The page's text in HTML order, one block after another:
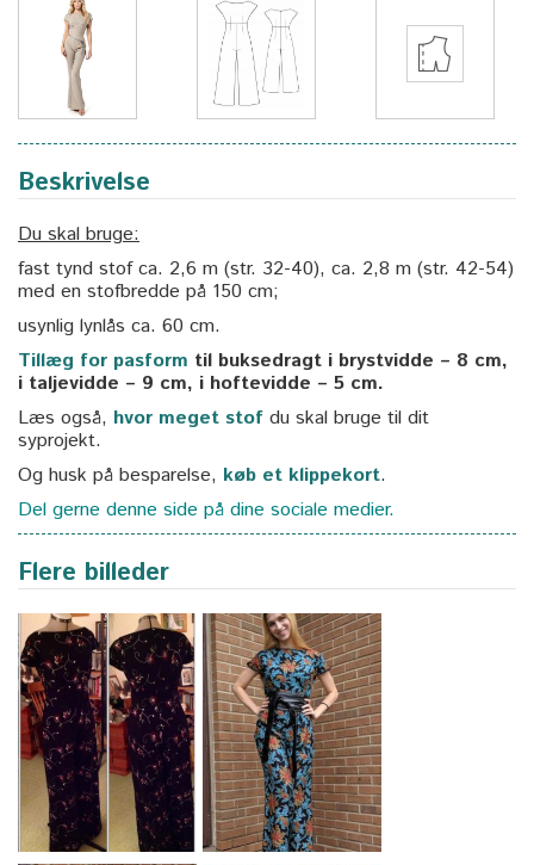
Beskrivelse
Du skal bruge:
fast tynd stof ca. 2,6 m (str. 32-40), ca. 2,8 m (str. 42-54)
med en stofbredde på 150 cm;
usynlig lynlås ca. 60 cm.
Tillæg for pasform til buksedragt i brystvidde – 8 cm,
i taljevidde – 9 cm, i hoftevidde – 5 cm.
Læs også, hvor meget stof du skal bruge til dit
syprojekt.
Og husk på besparelse, køb et klippekort.
Del gerne denne side på dine sociale medier.
Flere billeder